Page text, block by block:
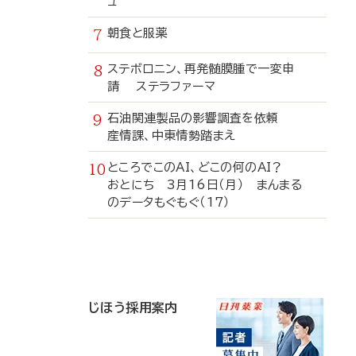
朝食と服薬
ステボロニン、再発髄膜腫で一変申
請 ステラファーマ
石油関連製品の影響調査を依頼
産情課、中東情勢踏まえ
ところでこのAI、どこの何のAI？
おとにち 3月16日（月） まんまる
のデータもぐもぐ（17）
じほう採用案内